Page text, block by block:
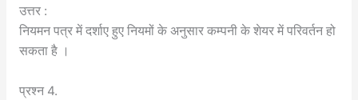
उत्तर :
नियमन पत्र में दर्शाए हुए नियमों के अनुसार कम्पनी के शेयर में परिवर्तन हो
सकता है ।
प्रश्न 4.